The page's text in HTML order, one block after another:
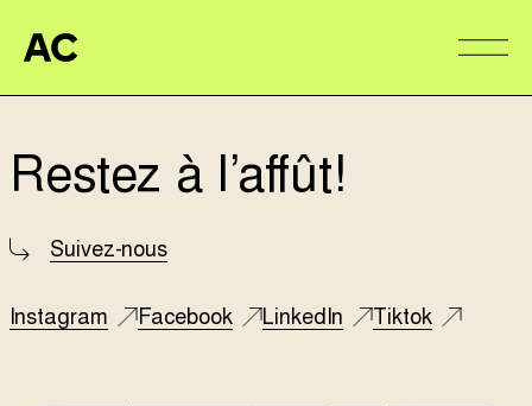
Aire Commune
Restez à l’affût!
Suivez-nous
Instagram Facebook LinkedIn Tiktok